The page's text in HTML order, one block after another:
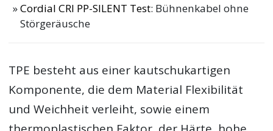
Cordial CRI PP-SILENT Test: Bühnenkabel ohne
Störgeräusche
TPE besteht aus einer kautschukartigen
Komponente, die dem Material Flexibilität
und Weichheit verleiht, sowie einem